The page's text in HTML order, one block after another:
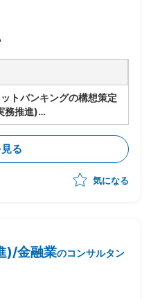
トバンキングの構想策定
務推進)
/AI等技術動向)を踏まえ
テクチャの立案
査/論点整理/構想書作成
る
気になる
)/金融業のコンサルタン